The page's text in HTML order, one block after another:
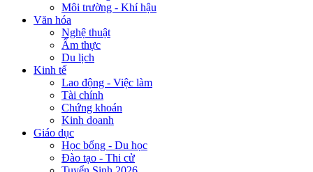
Môi trường - Khí hậu
Văn hóa
Nghệ thuật
Ẩm thực
Du lịch
Kinh tế
Lao động - Việc làm
Tài chính
Chứng khoán
Kinh doanh
Giáo dục
Học bổng - Du học
Đào tạo - Thi cử